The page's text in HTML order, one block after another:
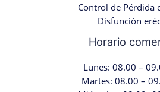
Control de Pérdida
Disfunción
Horario
Lunes: 08.00 –
Martes: 08.00 –